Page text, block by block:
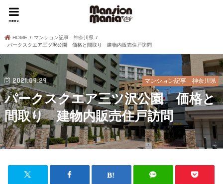
menu
HOME
マンション記事 神奈川県
パークスクエア三ツ沢公園 価格と間取り 建物内販売住戸訪問
マンション記事 神奈川県
2021.09.29
パークスクエア三ツ沢公園 価格と
間取り 建物内販売住戸訪問